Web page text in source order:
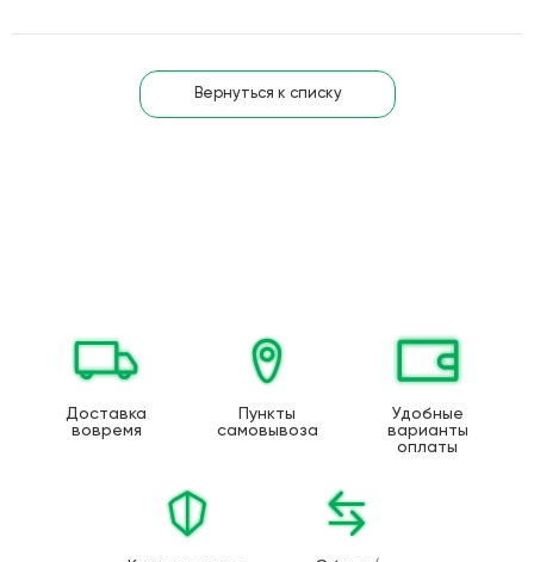
Вернуться к списку
Доставка
вовремя
Пункты
самовывоза
Удобные
варианты
оплаты